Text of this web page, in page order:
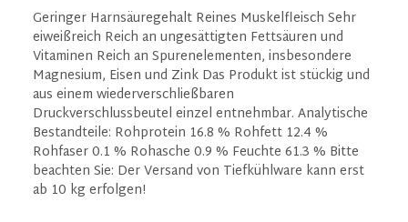
Geringer Harnsäuregehalt Reines Muskelfleisch Sehr
eiweißreich Reich an ungesättigten Fettsäuren und
Vitaminen Reich an Spurenelementen, insbesondere
Magnesium, Eisen und Zink Das Produkt ist stückig und
aus einem wiederverschließbaren
Druckverschlussbeutel einzel entnehmbar. Analytische
Bestandteile: Rohprotein 16.8 % Rohfett 12.4 %
Rohfaser 0.1 % Rohasche 0.9 % Feuchte 61.3 % Bitte
beachten Sie: Der Versand von Tiefkühlware kann erst
ab 10 kg erfolgen!